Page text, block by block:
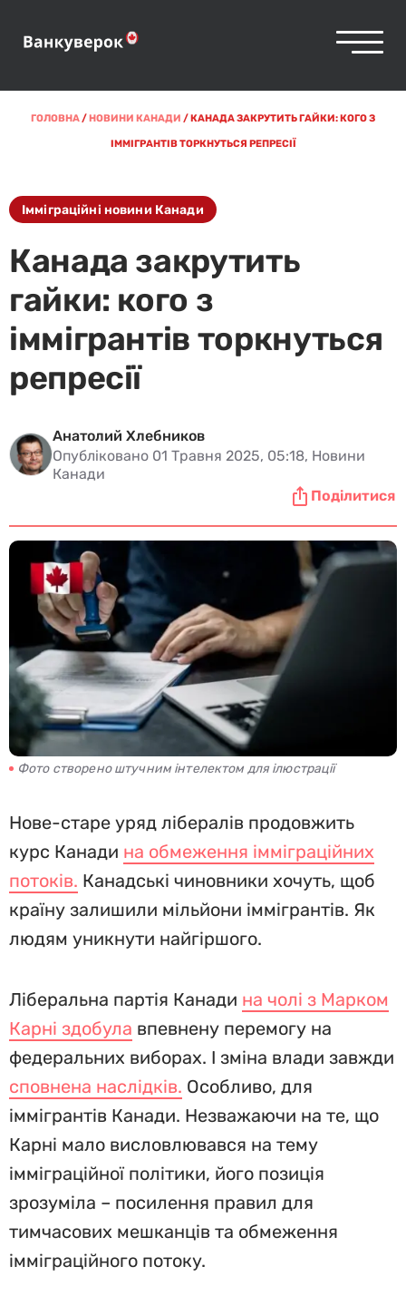
ГОЛОВНА/НОВИНИ КАНАДИ /КАНАДА ЗАКРУТИТЬ ГАЙКИ: КОГО З
ІММІГРАНТІВ ТОРКНУТЬСЯ РЕПРЕСІЇ
Імміграційні новини Канади
Канада закрутить
гайки: кого з
іммігрантів торкнуться
репресії
Анатолий Хлебников
Опубліковано 01 Травня 2025, 05:18, Новини
Канади
Поділитися
Фото створено штучним інтелектом для ілюстрації
Нове-старе уряд лібералів продовжить
курс Канади на обмеження імміграційних
потоків. Канадські чиновники хочуть, щоб
країну залишили мільйони іммігрантів. Як
людям уникнути найгіршого.
Ліберальна партія Канади на чолі з Марком
Карні здобула впевнену перемогу на
федеральних виборах. І зміна влади завжди
сповнена наслідків. Особливо, для
іммігрантів Канади. Незважаючи на те, що
Карні мало висловлювався на тему
імміграційної політики, його позиція
зрозуміла – посилення правил для
тимчасових мешканців та обмеження
імміграційного потоку.